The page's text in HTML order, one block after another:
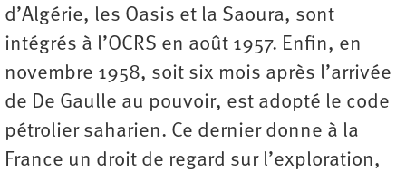
d’Algérie, les Oasis et la Saoura, sont
intégrés à l’OCRS en août 1957. Enfin, en
novembre 1958, soit six mois après l’arrivée
de De Gaulle au pouvoir, est adopté le code
pétrolier saharien. Ce dernier donne à la
France un droit de regard sur l’exploration,